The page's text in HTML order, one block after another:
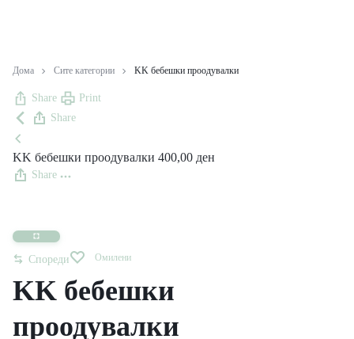
Дома Сите категории KK бебешки проодувалки
Share
Print
Share
KK бебешки проодувалки 400,00 ден
Share
Спореди Омилени
KK бебешки
проодувалки